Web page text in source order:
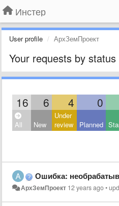
Инстер
User profile АрхЗемПроект
Your requests by status
16 6 4 0
All New
Under
review
Planned
Ошибка: необрабатываемое
АрхЗемПроект 12 years ago•